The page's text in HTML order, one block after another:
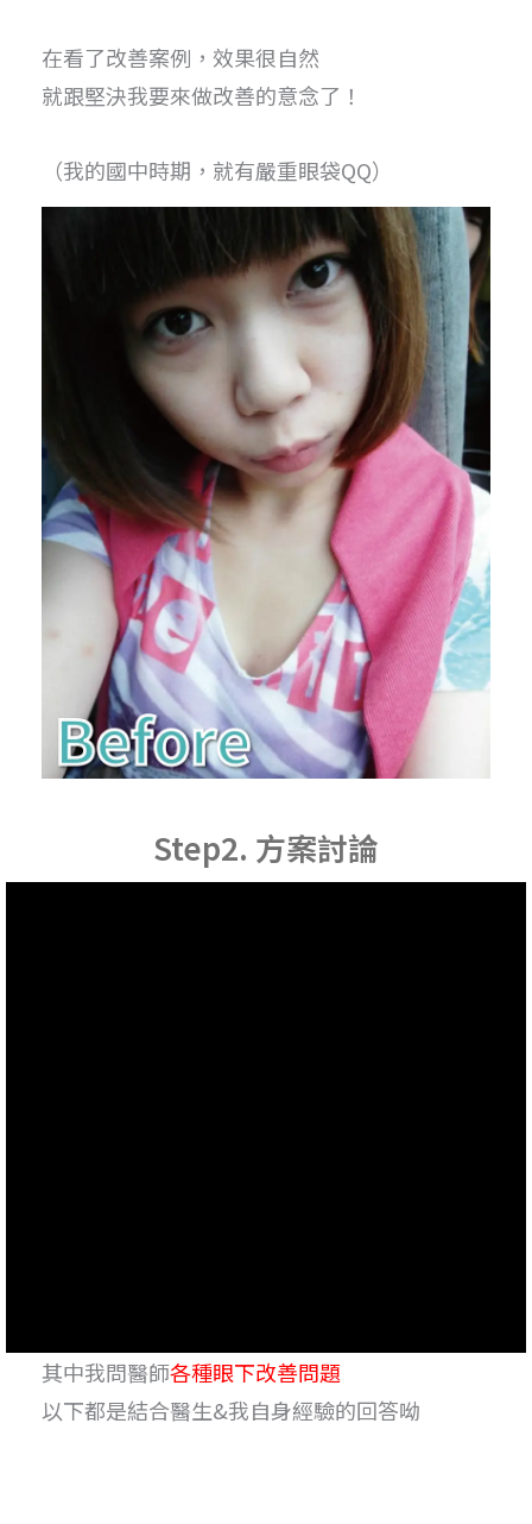
在看了改善案例，效果很自然
就跟堅決我要來做改善的意念了！
（我的國中時期，就有嚴重眼袋QQ）
Step2. 方案討論
其中我問醫師各種眼下改善問題
以下都是結合醫生&我自身經驗的回答呦